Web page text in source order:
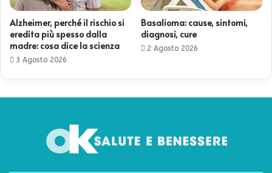
Alzheimer, perché il rischio si
eredita più spesso dalla
madre: cosa dice la scienza
3 Agosto 2026
Basalioma: cause, sintomi,
diagnosi, cure
2 Agosto 2026